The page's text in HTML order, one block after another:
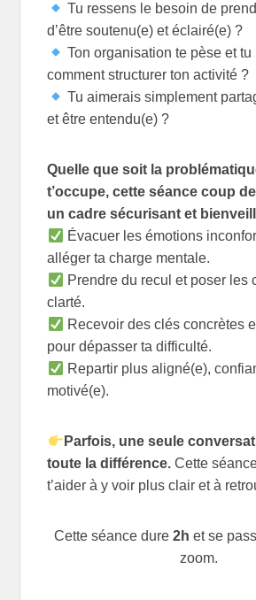
Tu ressens le besoin de
d’être soutenu(e) et éclairé(e) ?
Ton organisation te pèse et
comment structurer ton activité ?
Tu aimerais simplement
et être entendu(e) ?
Quelle que soit la
t’occupe, cette séance coup
un cadre sécurisant et
Évacuer les émotions
alléger ta charge mentale.
Prendre du recul et poser les
clarté.
Recevoir des clés concrètes
pour dépasser ta difficulté.
Repartir plus aligné(e),
motivé(e).
Parfois, une seule
toute la différence. Cette
t’aider à y voir plus clair et à
Cette séance dure 2h et se
zoom.